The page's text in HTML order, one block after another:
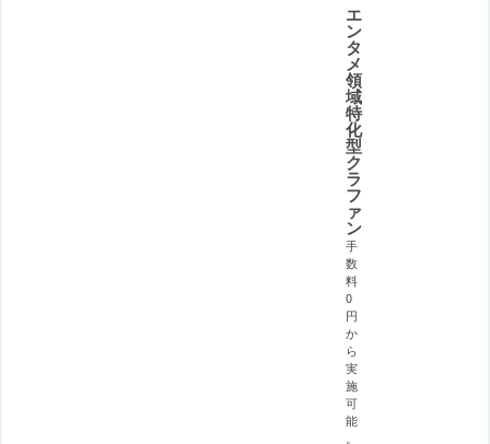
エ
ン
タ
メ
領
域
特
化
型
ク
ラ
フ
ァ
ン
手
数
料
0
円
か
ら
実
施
可
能